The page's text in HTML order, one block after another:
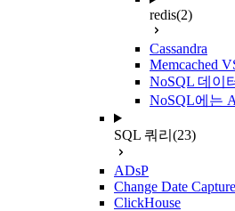
redis(2)
Cassandra
Memcached
NoSQL 데이
NoSQL에는
SQL 쿼리 (23)
ADsP
Change Date Capture
ClickHouse